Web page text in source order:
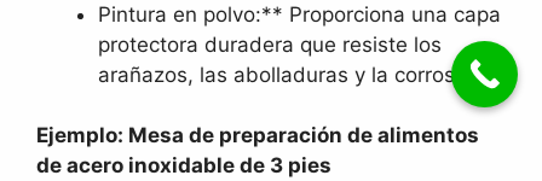
Pintura en polvo:** Proporciona una capa
protectora duradera que resiste los
arañazos, las abolladuras y la corrosión.
Ejemplo: Mesa de preparación de alimentos
de acero inoxidable de 3 pies